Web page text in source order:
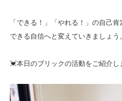
「できる！」「やれる！」の自己
できる自信へと変えていきましょう。
💓本日のブリックの活動をご紹介し